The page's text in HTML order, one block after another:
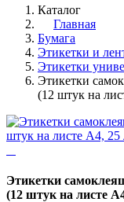
Каталог
Главная
Бумага
Этикетки и
Этикетки
Этикетки
(12 штук на
Этикетки
(12 штук на листе